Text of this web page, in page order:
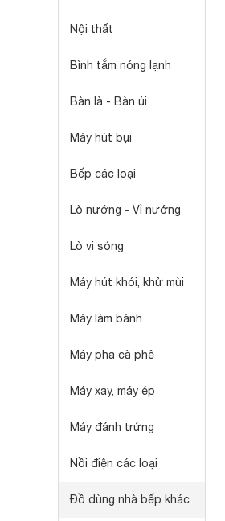
Nội thất
Bình tắm nóng lạnh
Bàn là - Bàn ủi
Máy hút bụi
Bếp các loại
Lò nướng - Vỉ nướng
Lò vi sóng
Máy hút khói, khử mùi
Máy làm bánh
Máy pha cà phê
Máy xay, máy ép
Máy đánh trứng
Nồi điện các loại
Đồ dùng nhà bếp khác